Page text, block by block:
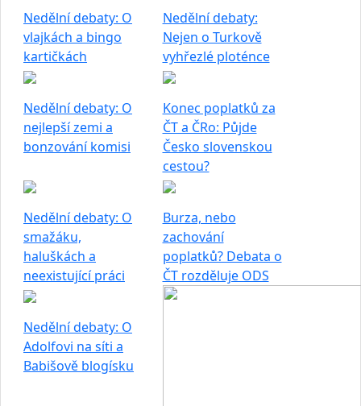
Nedělní debaty: O
vlajkách a bingo
kartičkách
Nedělní debaty:
Nejen o Turkově
vyhřezlé ploténce
Nedělní debaty: O
nejlepší zemi a
bonzování komisi
Konec poplatků za
ČT a ČRo: Půjde
Česko slovenskou
cestou?
Nedělní debaty: O
smažáku,
haluškách a
neexistující práci
Burza, nebo
zachování
poplatků? Debata o
ČT rozděluje ODS
Nedělní debaty: O
Adolfovi na síti a
Babišově blogísku